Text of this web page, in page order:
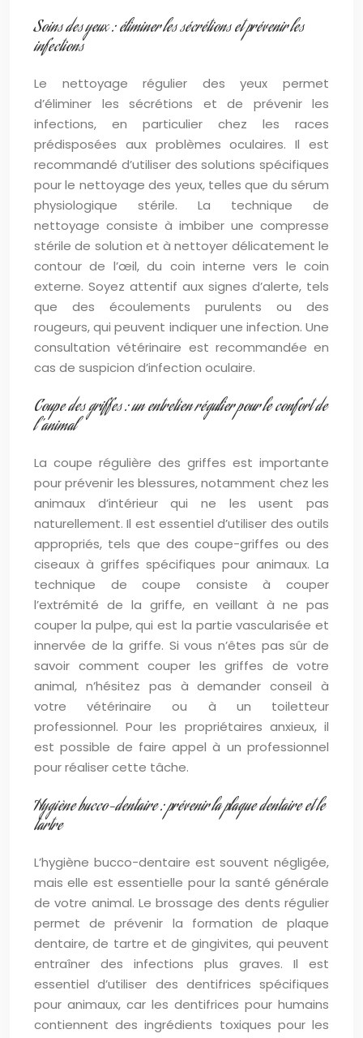
Soins des yeux : éliminer les sécrétions et prévenir les
infections
Le nettoyage régulier des yeux permet
d’éliminer les sécrétions et de prévenir les
infections, en particulier chez les races
prédisposées aux problèmes oculaires. Il est
recommandé d’utiliser des solutions spécifiques
pour le nettoyage des yeux, telles que du sérum
physiologique stérile. La technique de
nettoyage consiste à imbiber une compresse
stérile de solution et à nettoyer délicatement le
contour de l’œil, du coin interne vers le coin
externe. Soyez attentif aux signes d’alerte, tels
que des écoulements purulents ou des
rougeurs, qui peuvent indiquer une infection. Une
consultation vétérinaire est recommandée en
cas de suspicion d’infection oculaire.
Coupe des griffes : un entretien régulier pour le confort de
l’animal
La coupe régulière des griffes est importante
pour prévenir les blessures, notamment chez les
animaux d’intérieur qui ne les usent pas
naturellement. Il est essentiel d’utiliser des outils
appropriés, tels que des coupe-griffes ou des
ciseaux à griffes spécifiques pour animaux. La
technique de coupe consiste à couper
l’extrémité de la griffe, en veillant à ne pas
couper la pulpe, qui est la partie vascularisée et
innervée de la griffe. Si vous n’êtes pas sûr de
savoir comment couper les griffes de votre
animal, n’hésitez pas à demander conseil à
votre vétérinaire ou à un toiletteur
professionnel. Pour les propriétaires anxieux, il
est possible de faire appel à un professionnel
pour réaliser cette tâche.
Hygiène bucco-dentaire : prévenir la plaque dentaire et le
tartre
L’hygiène bucco-dentaire est souvent négligée,
mais elle est essentielle pour la santé générale
de votre animal. Le brossage des dents régulier
permet de prévenir la formation de plaque
dentaire, de tartre et de gingivites, qui peuvent
entraîner des infections plus graves. Il est
essentiel d’utiliser des dentifrices spécifiques
pour animaux, car les dentifrices pour humains
contiennent des ingrédients toxiques pour les